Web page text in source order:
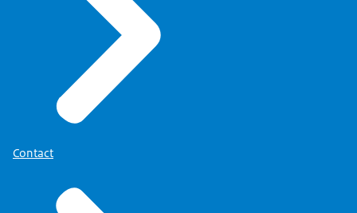
Contact